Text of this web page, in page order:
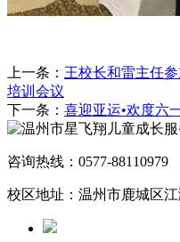
上一条： 王校长和雷主任
培训会议
下一条： 喜迎亚运•欢度六
咨询热线：0577-88110979
校区地址：温州市鹿城区